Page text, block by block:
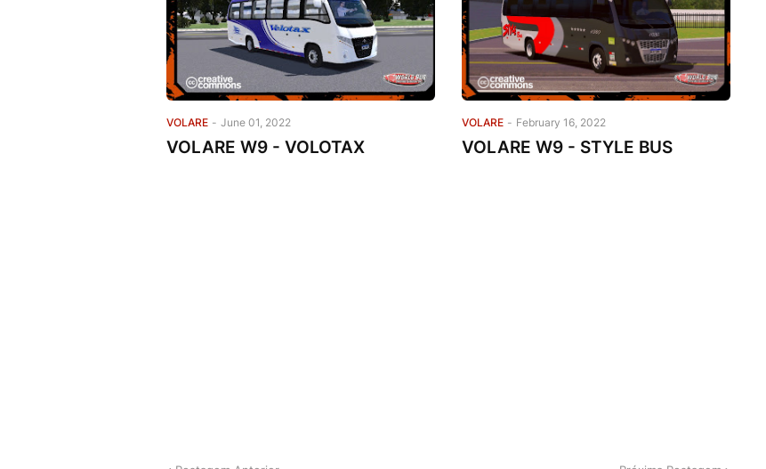
VOLARE - June 01, 2022
VOLARE W9 - VOLOTAX
VOLARE - February 16, 2022
VOLARE W9 - STYLE BUS